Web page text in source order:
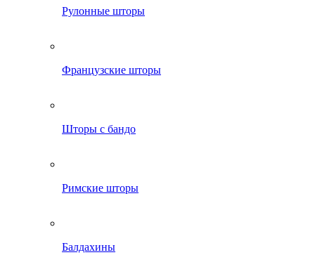
Рулонные шторы
Французские шторы
Шторы с бандо
Римские шторы
Балдахины